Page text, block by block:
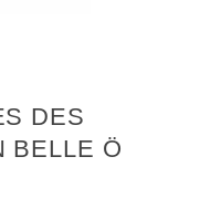
DES
BELLE Ö